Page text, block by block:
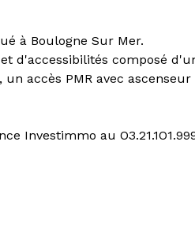
à Boulogne Sur Mer.
d'accessibilités composé
accès PMR avec
Investimmo au